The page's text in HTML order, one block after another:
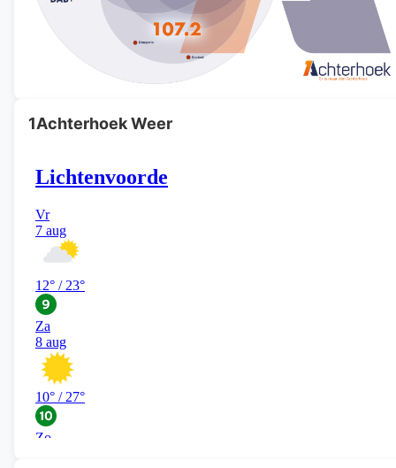
1Achterhoek Weer